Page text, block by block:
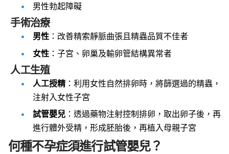
男性勃起障礙
手術治療
男性 ：改善精索靜脈曲張且精蟲品質不佳者
女性 ：子宮、卵巢及輸卵管結構異常者
人工生殖
人工授精 ：利用女性自然排卵時，將篩選過的精蟲，
注射入女性子宮
試管嬰兒 ：透過藥物注射控制排卵，取出卵子後，再
進行體外受精，形成胚胎後，再植入母親子宮
何種不孕症須進行試管嬰兒？